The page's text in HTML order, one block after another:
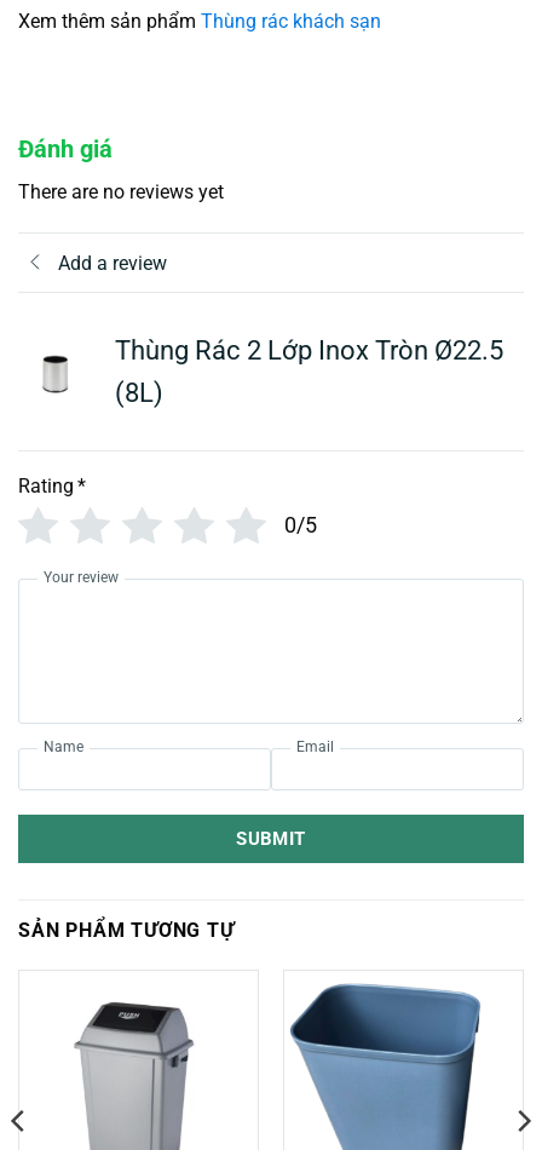
Xem thêm sản phẩm Thùng rác khách sạn
Đánh giá
There are no reviews yet
Add a review
Thùng Rác 2 Lớp Inox Tròn Ø22.5
(8L)
Rating *
0/5
Your review
Name Email
SUBMIT
SẢN PHẨM TƯƠNG TỰ